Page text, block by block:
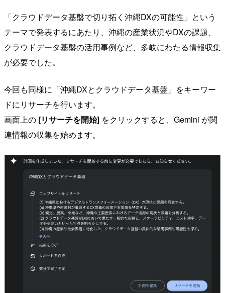
「クラウドデータ基盤で切り拓く沖縄DXの可能性」という
テーマで発表するにあたり、沖縄の産業状況やDXの課題、
クラウドデータ基盤の活用事例など、多岐にわたる情報収集
が必要でした。
今回も同様に「沖縄DXとクラウドデータ基盤」をキーワー
ドにリサーチを行います。
画面上の [リサーチを開始] をクリックすると、Gemini が関
連情報の収集を始めます。